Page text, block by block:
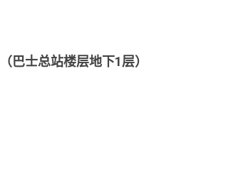
（巴士总站楼层地下1层）